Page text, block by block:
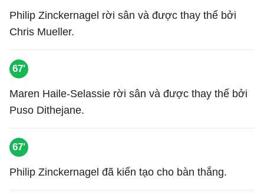
Philip Zinckernagel rời sân và được thay thế bởi
Chris Mueller.
67'
Maren Haile-Selassie rời sân và được thay thế bởi
Puso Dithejane.
67'
Philip Zinckernagel đã kiến tạo cho bàn thắng.